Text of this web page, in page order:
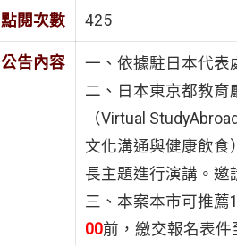
點閱次數 425
公告內容
一、依據駐日本代表
二、日本東京都教育
（Virtual
文化溝通與健康飲食
長主題進行演講。邀
三、本案本市可推薦
00前，繳交報名表